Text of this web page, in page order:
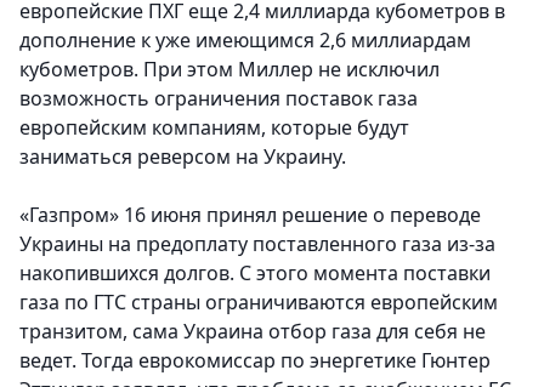
европейские ПХГ еще 2,4 миллиарда кубометров в
дополнение к уже имеющимся 2,6 миллиардам
кубометров. При этом Миллер не исключил
возможность ограничения поставок газа
европейским компаниям, которые будут
заниматься реверсом на Украину.
«Газпром» 16 июня принял решение о переводе
Украины на предоплату поставленного газа из-за
накопившихся долгов. С этого момента поставки
газа по ГТС страны ограничиваются европейским
транзитом, сама Украина отбор газа для себя не
ведет. Тогда еврокомиссар по энергетике Гюнтер